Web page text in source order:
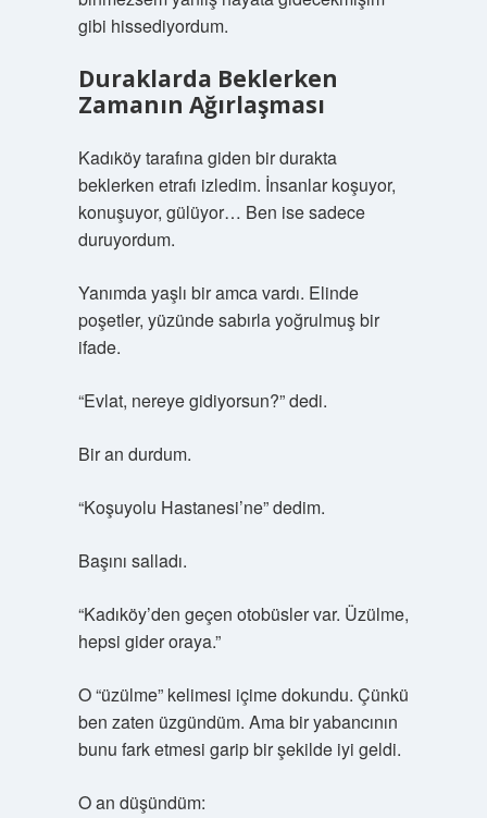
gibi hissediyordum.
Duraklarda Beklerken
Zamanın Ağırlaşması
Kadıköy tarafına giden bir durakta
beklerken etrafı izledim. İnsanlar koşuyor,
konuşuyor, gülüyor… Ben ise sadece
duruyordum.
Yanımda yaşlı bir amca vardı. Elinde
poşetler, yüzünde sabırla yoğrulmuş bir
ifade.
“Evlat, nereye gidiyorsun?” dedi.
Bir an durdum.
“Koşuyolu Hastanesi’ne” dedim.
Başını salladı.
“Kadıköy’den geçen otobüsler var. Üzülme,
hepsi gider oraya.”
O “üzülme” kelimesi içime dokundu. Çünkü
ben zaten üzgündüm. Ama bir yabancının
bunu fark etmesi garip bir şekilde iyi geldi.
O an düşündüm: